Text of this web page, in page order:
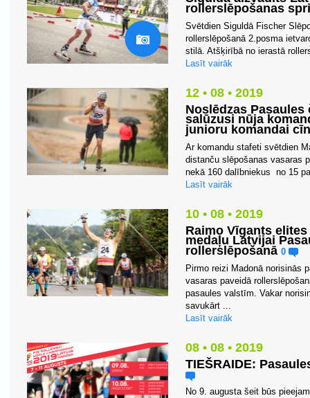
rollerslēpošanas
Svētdien Siguldā Fischer
rollerslēpošanā 2.posma
stilā. Atšķirībā no ierastā
Lasīt vairāk
12 • 08 • 2019
Noslēdzas
salūzusi nūja
junioru komandai
Ar komandu stafeti svētdien
distanču slēpošanas vasaras
nekā 160 dalībniekus no 15
Lasīt vairāk
10 • 08 • 2019
Raimo Vīgants
medaļu Latvijai
rollerslēpošanā 0
Pirmo reizi Madonā norisinās
vasaras paveidā
pasaules valstīm. Vakar
savukārt ...
Lasīt vairāk
08 • 08 • 2019
TIEŠRAIDE:
No 9. augusta šeit būs